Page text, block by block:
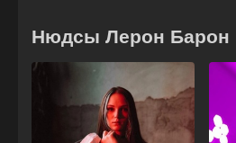
Нюдсы Лерон Барон